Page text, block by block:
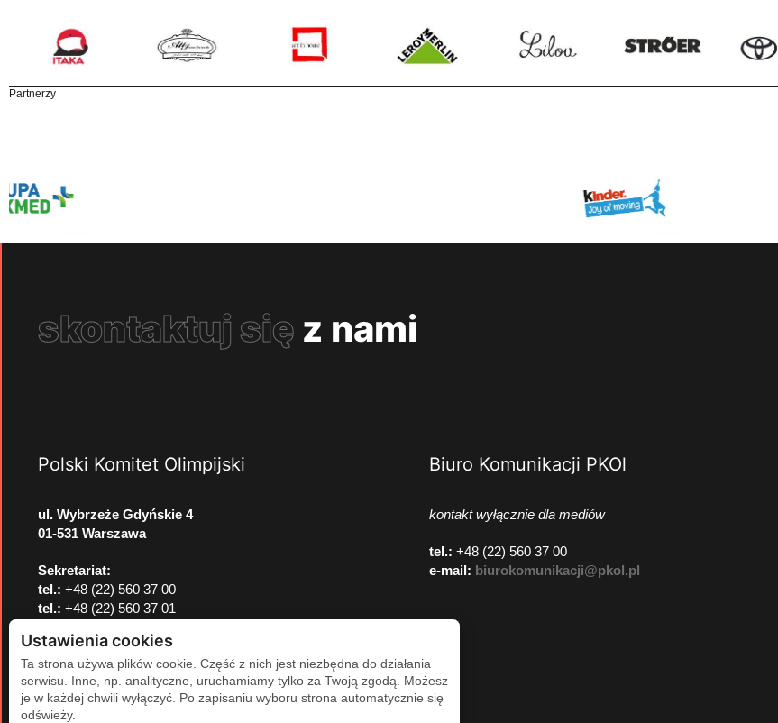
Partnerzy
skontaktuj się z nami
Polski Komitet Olimpijski
ul. Wybrzeże Gdyńskie 4
01-531 Warszawa
Sekretariat:
tel.: +48 (22) 560 37 00
tel.: +48 (22) 560 37 01
Biuro Komunikacji PKOl
kontakt wyłącznie dla mediów
tel.: +48 (22) 560 37 00
e-mail: biurokomunikacji@pkol.pl
Ustawienia cookies
Ta strona używa plików cookie. Część z nich jest niezbędna do działania
serwisu. Inne, np. analityczne, uruchamiamy tylko za Twoją zgodą. Możesz
je w każdej chwili wyłączyć. Po zapisaniu wyboru strona automatycznie się
odświeży.